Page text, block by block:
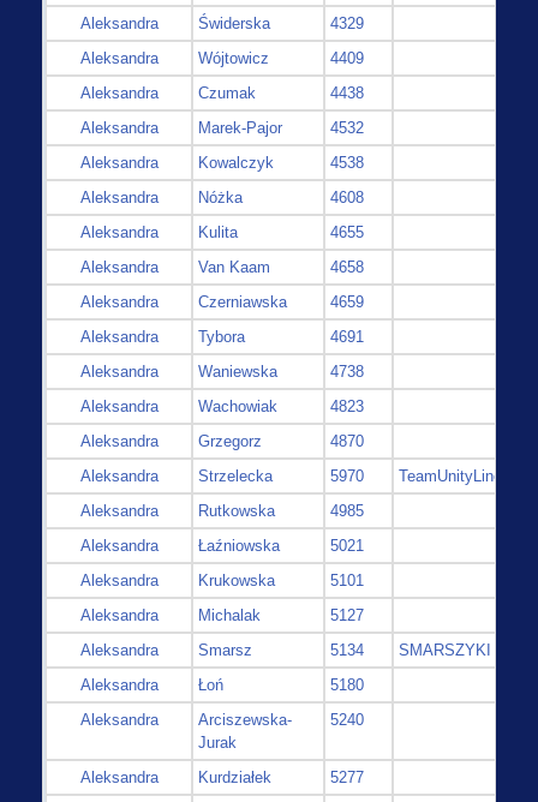
Aleksandra
Świderska
4329
Aleksandra
Wójtowicz
4409
Aleksandra
Czumak
4438
Aleksandra
Marek-Pajor
4532
Aleksandra
Kowalczyk
4538
Aleksandra
Nóżka
4608
Aleksandra
Kulita
4655
Aleksandra
Van Kaam
4658
Aleksandra
Czerniawska
4659
Aleksandra
Tybora
4691
Aleksandra
Waniewska
4738
Aleksandra
Wachowiak
4823
Aleksandra
Grzegorz
4870
Aleksandra
Strzelecka 5970
TeamUnityLine
Aleksandra
Rutkowska
4985
Aleksandra
Łaźniowska
5021
Aleksandra
Krukowska
5101
Aleksandra
Michalak
5127
Aleksandra
Smarsz 5134
SMARSZYKI
Aleksandra
Łoń
5180
Aleksandra
Arciszewska-
Jurak
5240
Aleksandra Kurdziałek
5277